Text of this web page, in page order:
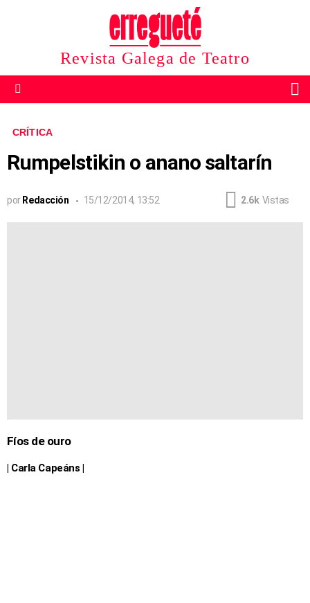
Revista Galega de Teatro
CRÍTICA
Rumpelstikin o anano saltarín
por Redacción 15/12/2014, 13:52 2.6k Vistas
Fíos de ouro
| Carla Capeáns |